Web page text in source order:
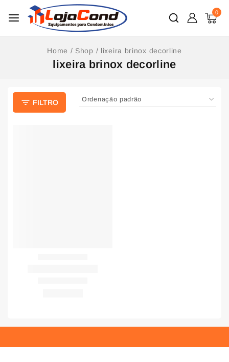
0
Home / Shop / lixeira brinox decorline
lixeira brinox decorline
FILTRO